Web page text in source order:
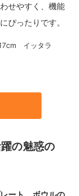
せやすく、機能
ぴったりです。
の魅惑の